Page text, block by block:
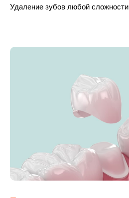
Удаление зубов любой сложности